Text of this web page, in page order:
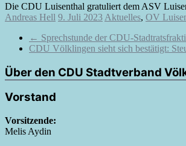
Die CDU Luisenthal gratuliert dem ASV
Andreas Hell 9. Juli 2023 Aktuelles, OV
← Sprechstunde der CDU-
CDU Völklingen sieht sich bestätigt:
Über den CDU Stadtverband
Vorstand
Vorsitzende:
Melis Aydin